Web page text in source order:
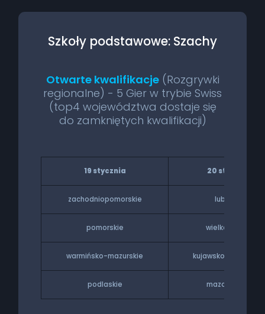
Szkoły podstawowe: Szachy
Otwarte kwalifikacje(Rozgrywki
regionalne) - 5 Gier w trybie Swiss
(top4 województwa dostaje się
do zamkniętych kwalifikacji)
19 stycznia 20 stycznia
zachodniopomorskie lubuskie
pomorskie wielkopolskie
warmińsko-mazurskie kujawsko-
podlaskie mazowieckie